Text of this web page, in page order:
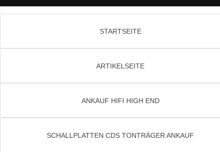
STARTSEITE
ARTIKELSEITE
ANKAUF HIFI HIGH END
SCHALLPLATTEN CDS TONTRÄGER ANKAUF